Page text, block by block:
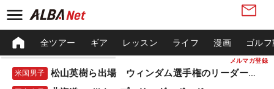
メルマガ登録
全ツアー ギア レッスン ライフ 漫画 ゴル
米国男子 松山英樹ら出場 ウィンダム選手権のリーダーボード